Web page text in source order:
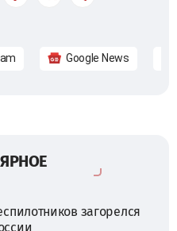
Google News
загорелся